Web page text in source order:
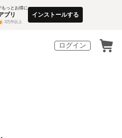
もっとお得に
プリ
3万件以上
インストールする
ログイン